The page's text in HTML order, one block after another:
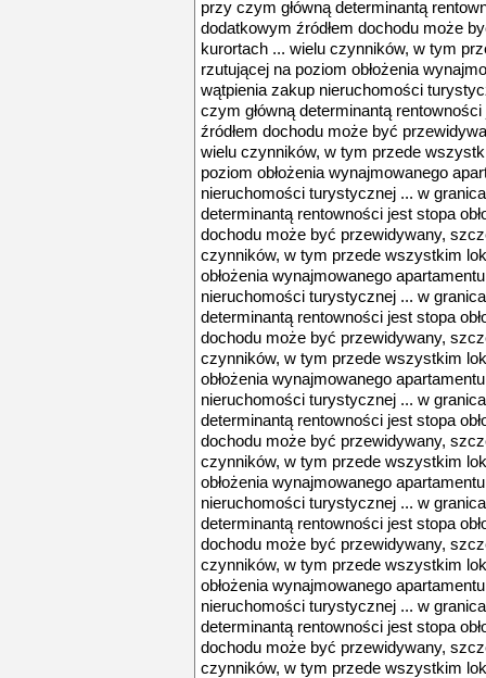
przy czym główną determinantą
dodatkowym źródłem dochodu może
kurortach ... wielu czynników, w tym
rzutującej na poziom obłożenia
wątpienia zakup nieruchomości
czym główną determinantą
źródłem dochodu może być
wielu czynników, w tym przede
poziom obłożenia wynajmowanego
nieruchomości turystycznej ... w
determinantą rentowności jest stopa
dochodu może być przewidywany,
czynników, w tym przede wszystkim
obłożenia wynajmowanego
nieruchomości turystycznej ... w
determinantą rentowności jest stopa
dochodu może być przewidywany,
czynników, w tym przede wszystkim
obłożenia wynajmowanego
nieruchomości turystycznej ... w
determinantą rentowności jest stopa
dochodu może być przewidywany,
czynników, w tym przede wszystkim
obłożenia wynajmowanego
nieruchomości turystycznej ... w
determinantą rentowności jest stopa
dochodu może być przewidywany,
czynników, w tym przede wszystkim
obłożenia wynajmowanego
nieruchomości turystycznej ... w
determinantą rentowności jest stopa
dochodu może być przewidywany,
czynników, w tym przede wszystkim